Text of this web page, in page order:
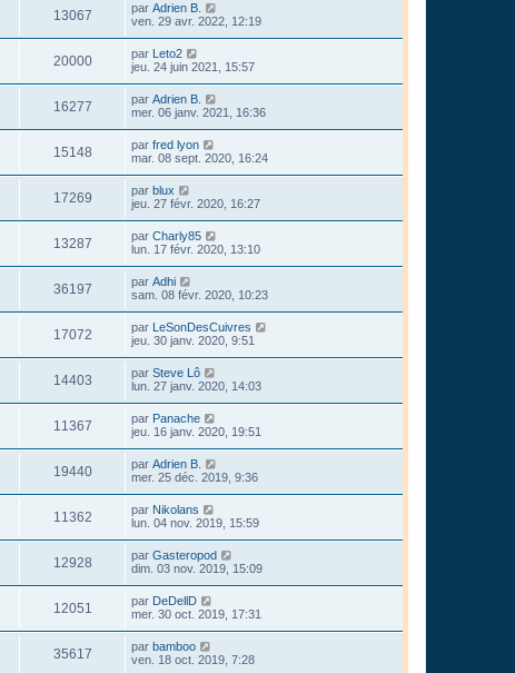
13067 par Adrien B.
ven. 29 avr. 2022, 12:19
20000 par
Leto2
jeu. 24 juin 2021, 15:57
16277 par Adrien B.
mer. 06 janv. 2021, 16:36
15148 par fred lyon
mar. 08 sept. 2020, 16:24
17269 par blux
jeu. 27 févr. 2020, 16:27
13287 par Charly85
lun. 17 févr. 2020, 13:10
36197 par Adhi
sam. 08 févr. 2020, 10:23
17072 par
LeSonDesCuivres
jeu. 30 janv. 2020, 9:51
14403 par Steve Lô
lun. 27 janv. 2020, 14:03
11367 par Panache
jeu. 16 janv. 2020, 19:51
19440 par Adrien B.
mer. 25 déc. 2019, 9:36
11362 par Nikolans
lun. 04 nov. 2019, 15:59
12928 par Gasteropod
dim. 03 nov. 2019, 15:09
12051 par DeDellD
mer. 30 oct. 2019, 17:31
35617 par bamboo
ven. 18 oct. 2019, 7:28